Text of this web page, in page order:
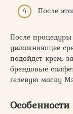
После
После
увлажняющее
подойдет крем,
брендовые
гелевую маску
Особенности